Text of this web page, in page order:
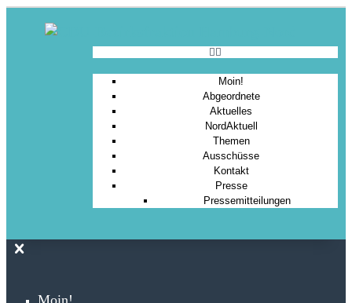
Moin!
Abgeordnete
Aktuelles
NordAktuell
Themen
Ausschüsse
Kontakt
Presse
Pressemitteilungen
Moin!